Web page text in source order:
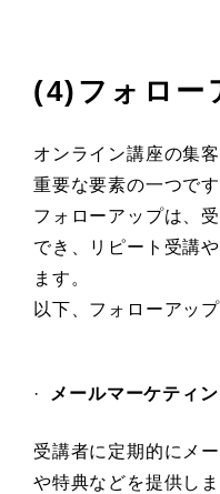
(4)フォロー
オンライン講座の集
重要な要素の一つです
フォローアップは、
でき、リピート受講
ます。
以下、フォローアッ
· メールマーケティ
受講者に定期的にメ
や特典などを提供し